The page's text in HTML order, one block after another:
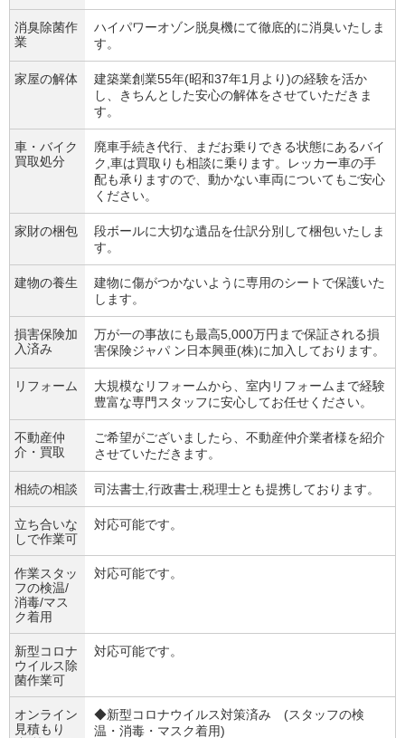
消臭除菌作
業
ハイパワーオゾン脱臭機にて徹底的に消臭いたしま
す。
家屋の解体
建築業創業55年(昭和37年1月より)の経験を活か
し、きちんとした安心の解体をさせていただきま
す。
車・バイク
買取処分
廃車手続き代行、まだお乗りできる状態にあるバイ
ク,車は買取りも相談に乗ります。レッカー車の手
配も承りますので、動かない車両についてもご安心
ください。
家財の梱包
段ボールに大切な遺品を仕訳分別して梱包いたしま
す。
建物の養生
建物に傷がつかないように専用のシートで保護いた
します。
損害保険加
入済み
万が一の事故にも最高5,000万円まで保証される損
害保険ジャパ ン日本興亜(株)に加入しております。
リフォーム
大規模なリフォームから、室内リフォームまで経験
豊富な専門スタッフに安心してお任せください。
不動産仲
介・買取
ご希望がございましたら、不動産仲介業者様を紹介
させていただきます。
相続の相談 司法書士,行政書士,税理士とも提携しております。
立ち合いな
しで作業可
対応可能です。
作業スタッ
フの検温/
消毒/マス
ク着用
対応可能です。
新型コロナ
ウイルス除
菌作業可
対応可能です。
オンライン
見積もり
◆新型コロナウイルス対策済み (スタッフの検
温・消毒・マスク着用)